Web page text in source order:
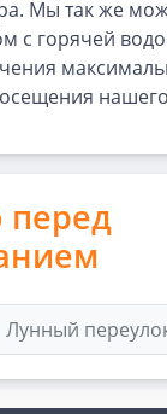
Мы так же
с горячей
перед
Лунный